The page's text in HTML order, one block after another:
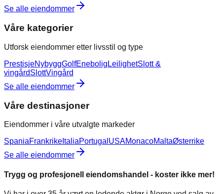
Se alle eiendommer
Våre kategorier
Utforsk eiendommer etter livsstil og type
PrestisjeNybyggGolfEnebolig LeilighetSlott &
vingårdSlottVingård
Se alle eiendommer
Våre destinasjoner
Eiendommer i våre utvalgte markeder
SpaniaFrankrike ItaliaPortugal USAMonacoMaltaØsterrike
Se alle eiendommer
Trygg og profesjonell eiendomshandel - koster ikke mer!